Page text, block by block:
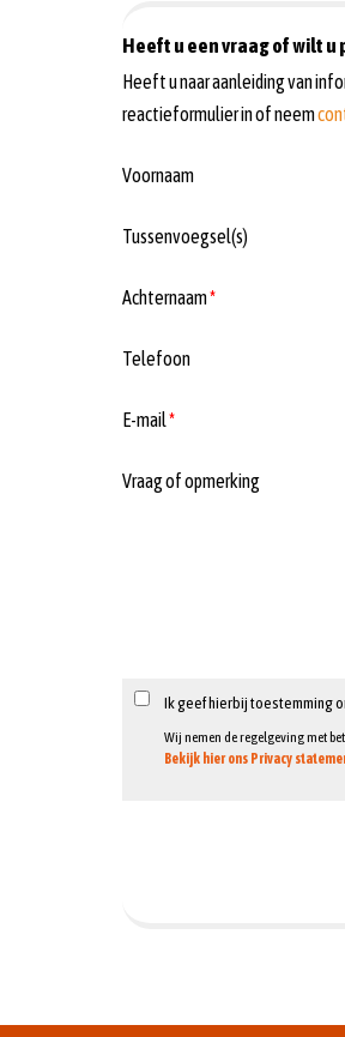
Heeft u een vraag of wilt u
Heeft u naar aanleiding van
reactieformulier in of neem
Voornaam
Tussenvoegsel(s)
Achternaam*
Telefoon
E-mail*
Vraag of opmerking
Ik geef hierbij toestemming
Wij nemen de regelgeving met
Bekijk hier ons Privacy